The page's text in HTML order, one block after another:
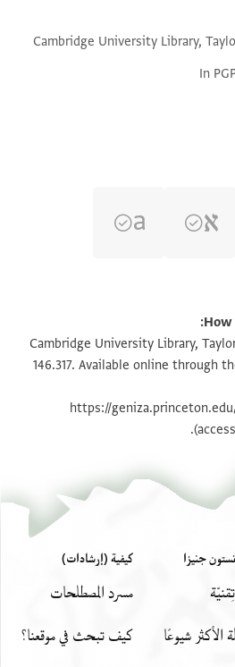
Cambridge University Library,
In
T-S AS
:
T-S AS 146.317
Cambridge University Library,
146.317. Available online through
https://
جنيزا
الأكثر شيوعًا
كيفية (إرشادات)
مسرد المصطلحات
كيف تبحث في موقعنا؟